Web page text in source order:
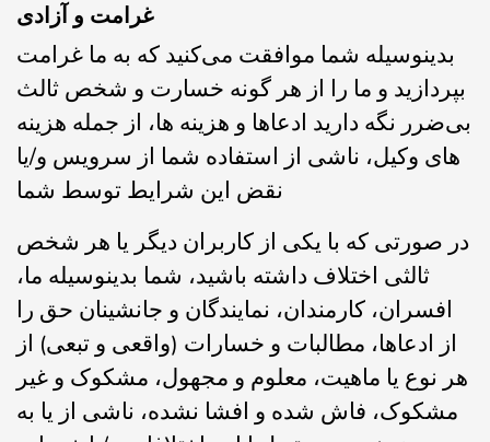
غرامت و آزادی
بدینوسیله شما موافقت می‌کنید که به ما غرامت
بپردازید و ما را از هر گونه خسارت و شخص ثالث
بی‌ضرر نگه دارید ادعاها و هزینه ها، از جمله هزینه
های وکیل، ناشی از استفاده شما از سرویس و/یا
نقض این شرایط توسط شما
در صورتی که با یکی از کاربران دیگر یا هر شخص
ثالثی اختلاف داشته باشید، شما بدینوسیله ما،
افسران، کارمندان، نمایندگان و جانشینان حق را
از ادعاها، مطالبات و خسارات (واقعی و تبعی) از
هر نوع یا ماهیت، معلوم و مجهول، مشکوک و غیر
مشکوک، فاش شده و افشا نشده، ناشی از یا به